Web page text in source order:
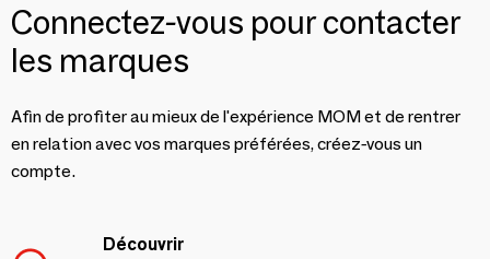
Connectez-vous pour contacter
les marques
Afin de profiter au mieux de l'expérience MOM et de rentrer
en relation avec vos marques préférées, créez-vous un
compte.
Découvrir